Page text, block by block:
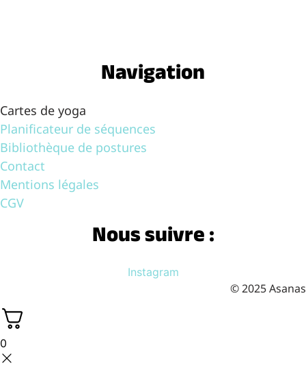
Navigation
Cartes de yoga
Planificateur de séquences
Bibliothèque de postures
Contact
Mentions légales
CGV
Nous suivre :
Instagram
© 2025 Asanas
0